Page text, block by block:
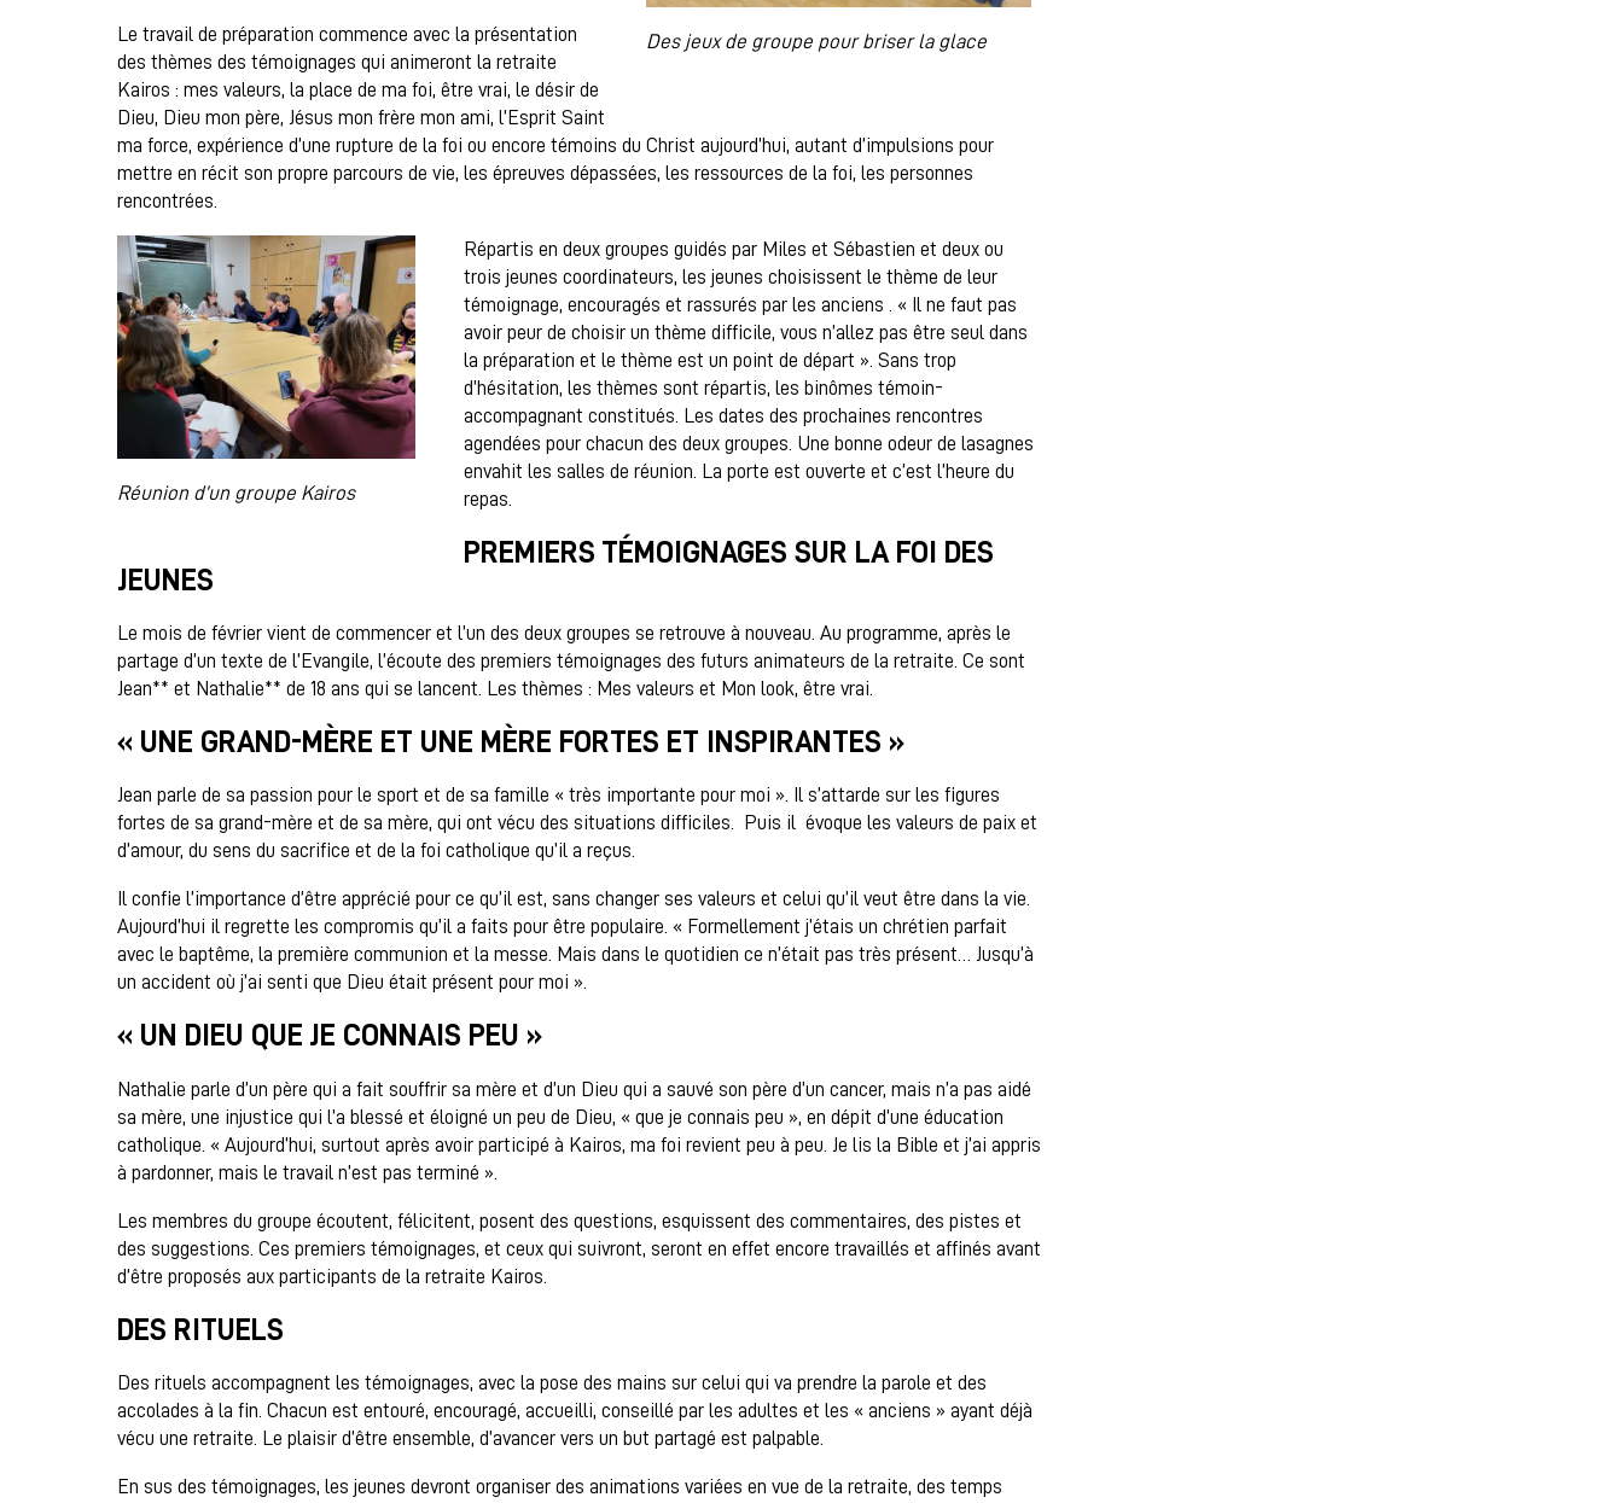
Des jeux de groupe pour briser la glace
Le travail de préparation commence avec la présentation
des thèmes des témoignages qui animeront la retraite
Kairos : mes valeurs, la place de ma foi, être vrai, le désir de
Dieu, Dieu mon père, Jésus mon frère mon ami, l’Esprit Saint
ma force, expérience d’une rupture de la foi ou encore témoins du Christ aujourd’hui, autant d’impulsions pour
mettre en récit son propre parcours de vie, les épreuves dépassées, les ressources de la foi, les personnes
rencontrées.
Réunion d’un groupe Kairos
Répartis en deux groupes guidés par Miles et Sébastien et deux ou
trois jeunes coordinateurs, les jeunes choisissent le thème de leur
témoignage, encouragés et rassurés par les anciens . « Il ne faut pas
avoir peur de choisir un thème difficile, vous n’allez pas être seul dans
la préparation et le thème est un point de départ ». Sans trop
d’hésitation, les thèmes sont répartis, les binômes témoin-
accompagnant constitués. Les dates des prochaines rencontres
agendées pour chacun des deux groupes. Une bonne odeur de lasagnes
envahit les salles de réunion. La porte est ouverte et c’est l’heure du
repas.
PREMIERS TÉMOIGNAGES SUR LA FOI DES
JEUNES
Le mois de février vient de commencer et l’un des deux groupes se retrouve à nouveau. Au programme, après le
partage d’un texte de l’Evangile, l’écoute des premiers témoignages des futurs animateurs de la retraite. Ce sont
Jean** et Nathalie** de 18 ans qui se lancent. Les thèmes : Mes valeurs et Mon look, être vrai.
« UNE GRAND-MÈRE ET UNE MÈRE FORTES ET INSPIRANTES »
Jean parle de sa passion pour le sport et de sa famille « très importante pour moi ». Il s’attarde sur les figures
fortes de sa grand-mère et de sa mère, qui ont vécu des situations difficiles. Puis il évoque les valeurs de paix et
d’amour, du sens du sacrifice et de la foi catholique qu’il a reçus.
Il confie l’importance d’être apprécié pour ce qu’il est, sans changer ses valeurs et celui qu’il veut être dans la vie.
Aujourd’hui il regrette les compromis qu’il a faits pour être populaire. « Formellement j’étais un chrétien parfait
avec le baptême, la première communion et la messe. Mais dans le quotidien ce n’était pas très présent… Jusqu’à
un accident où j’ai senti que Dieu était présent pour moi ».
« UN DIEU QUE JE CONNAIS PEU »
Nathalie parle d’un père qui a fait souffrir sa mère et d’un Dieu qui a sauvé son père d’un cancer, mais n’a pas aidé
sa mère, une injustice qui l’a blessé et éloigné un peu de Dieu, « que je connais peu », en dépit d’une éducation
catholique. « Aujourd’hui, surtout après avoir participé à Kairos, ma foi revient peu à peu. Je lis la Bible et j’ai appris
à pardonner, mais le travail n’est pas terminé ».
Les membres du groupe écoutent, félicitent, posent des questions, esquissent des commentaires, des pistes et
des suggestions. Ces premiers témoignages, et ceux qui suivront, seront en effet encore travaillés et affinés avant
d’être proposés aux participants de la retraite Kairos.
DES RITUELS
Des rituels accompagnent les témoignages, avec la pose des mains sur celui qui va prendre la parole et des
accolades à la fin. Chacun est entouré, encouragé, accueilli, conseillé par les adultes et les « anciens » ayant déjà
vécu une retraite. Le plaisir d’être ensemble, d’avancer vers un but partagé est palpable.
En sus des témoignages, les jeunes devront organiser des animations variées en vue de la retraite, des temps